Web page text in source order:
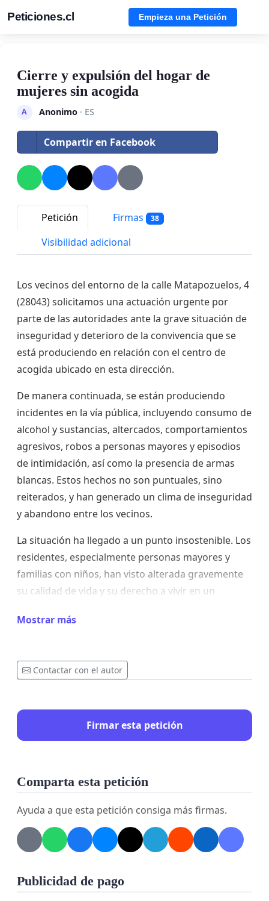
Peticiones.cl Empieza una Petición
Cierre y expulsión del hogar de
mujeres sin acogida
A Anonimo· ES
Compartir en Facebook
Petición Firmas 38
Visibilidad adicional
Los vecinos del entorno de la calle Matapozuelos, 4
(28043) solicitamos una actuación urgente por
parte de las autoridades ante la grave situación de
inseguridad y deterioro de la convivencia que se
está produciendo en relación con el centro de
acogida ubicado en esta dirección.
De manera continuada, se están produciendo
incidentes en la vía pública, incluyendo consumo de
alcohol y sustancias, altercados, comportamientos
agresivos, robos a personas mayores y episodios
de intimidación, así como la presencia de armas
blancas. Estos hechos no son puntuales, sino
reiterados, y han generado un clima de inseguridad
y abandono entre los vecinos.
La situación ha llegado a un punto insostenible. Los
residentes, especialmente personas mayores y
familias con niños, han visto alterada gravemente
su calidad de vida y su derecho a vivir en un
están garantizando las condiciones mínimas de
Por todo ello, exigimos:
Refuerzo permanente de la presencia policial
Evaluación exhaustiva del funcionamiento del
centro.
La adopción de medidas urgentes que pueden
incluir su cierre o traslado si no se garantiza la
Mostrar más
Contactar con el autor
Firmar esta petición
Comparta esta petición
Ayuda a que esta petición consiga más firmas.
Publicidad de pago